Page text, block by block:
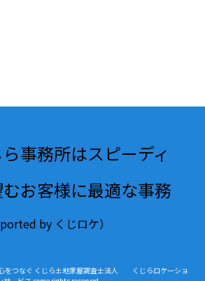
ら事務所はスピーディ
お客様に最適な事務
by くじロケ）
をつなぐ くじら土地家屋調査士法人 くじらロケーショ